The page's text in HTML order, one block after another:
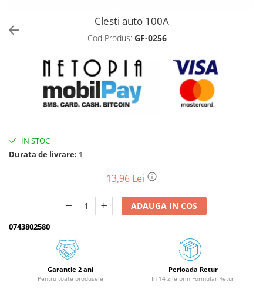
Trotinete electrice
Biciclete, trotinete, triciclete
Triciclete
Motoburghie si accesorii
Motoburghie
Drujbe, fierastraie electrice
Consumabile drujbe, fierastraie
Drujbe electrice
Unelte electrice busteni
Mori cereale si batoze porumb
Batoze - mori desfacat porumb
Clesti auto 100A
Cod Produs: GF-0256
IN STOC
Durata de livrare: 1
13,96 Lei
ADAUGA IN COS
0743802580
Garantie 2 ani
Pentru toate produsele
Perioada Retur
In 14 zile prin Formular Retur